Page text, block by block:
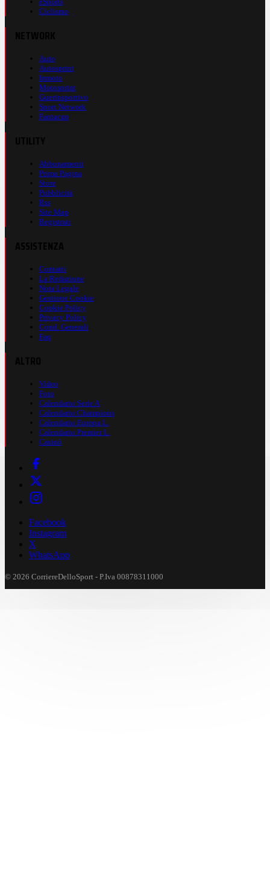
Ciclismo
Auto
Autosprint
Inmoto
Motosprint
Guerinsportivo
Sport Network
Fantacup
Abbonamenti
Prima Pagina
Store
Pubblicità
Rss
Site Map
Registrati
Contatti
La Redazione
Nota Legale
Gestione Cookie
Cookie Policy
Privacy Policy
Cond. Generali
Faq
Video
Foto
Calendario Serie A
Calendario Champions
Calendario Europa L.
Calendario Premier L.
Casinò
Facebook
Instagram
X
WhatsApp
© 2026 CorriereDelloSport - P.Iva 00878311000